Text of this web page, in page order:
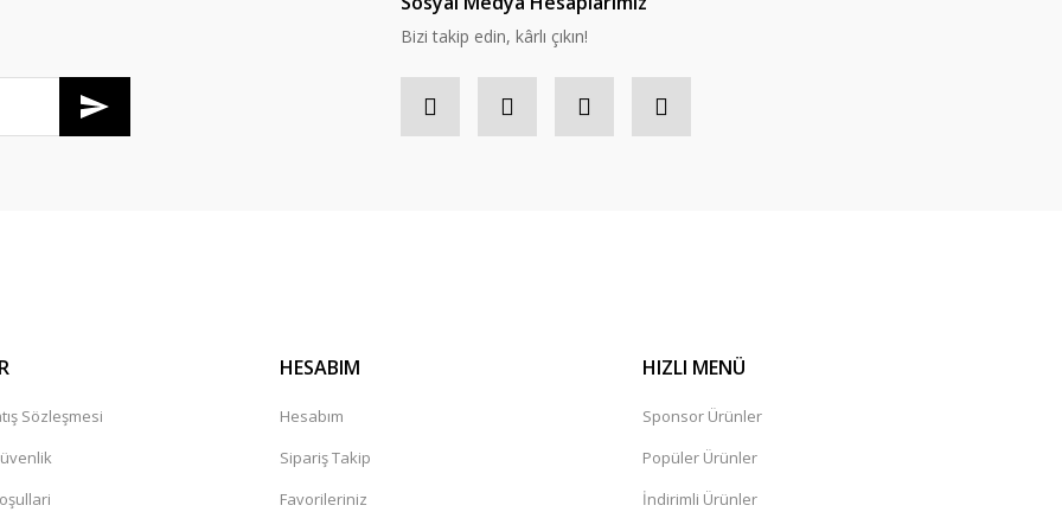
Bizi takip edin, kârlı çıkın!
Sözleşmesi
HESABIM
Hesabım
Sipariş Takip
Favorileriniz
HIZLI MENÜ
Sponsor Ürünler
Popüler Ürünler
İndirimli Ürünler